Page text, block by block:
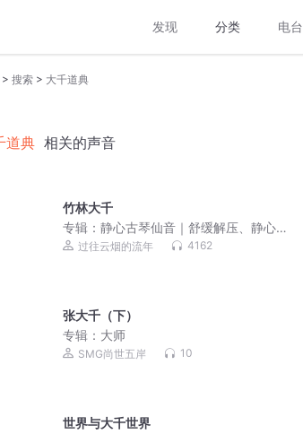
发现 分类 电台
> 搜索 > 大千道典
道典 相关的声音
竹林大千
专辑： 静心古琴仙音｜舒缓解压、静心
疗愈纯音乐
过往云烟的流年 4162
张大千（下）
专辑： 大师
SMG尚世五岸 10
世界与大千世界